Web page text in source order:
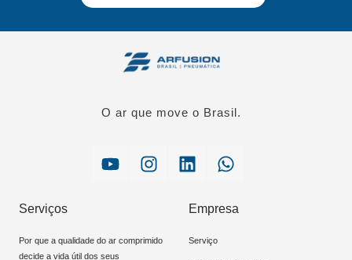
O ar que move o Brasil.
Serviços
Por que a qualidade do ar comprimido
decide a vida útil dos seus
Empresa
Serviço